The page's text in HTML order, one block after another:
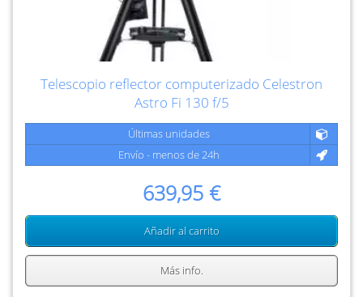
Telescopio reflector computerizado Celestron
Astro Fi 130 f/5
Últimas unidades
Envío - menos de 24h
639,95 €
Añadir al carrito
Más info.